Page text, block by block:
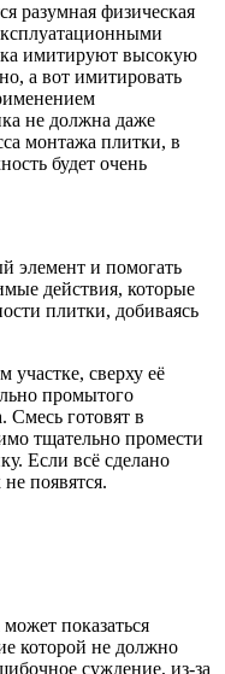
разумная физическая
имитируют высокую
а вот имитировать
не должна даже
монтажа плитки, в
будет очень
элемент и помогать
действия, которые
плитки, добиваясь
сверху её
промытого
Смесь готовят в
тщательно промести
Если всё сделано
появятся.
показаться
которой не должно
суждение, из-за